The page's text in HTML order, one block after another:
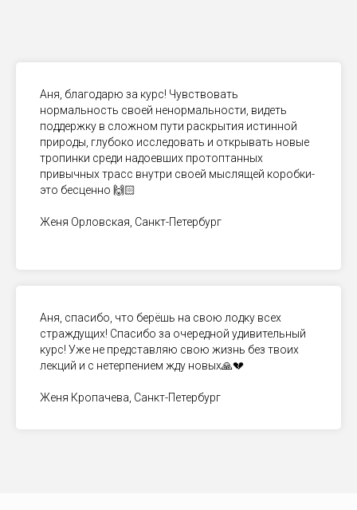
Аня, благодарю за курс! Чувствовать
нормальность своей ненормальности, видеть
поддержку в сложном пути раскрытия истинной
природы, глубоко исследовать и открывать новые
тропинки среди надоевших протоптанных
привычных трасс внутри своей мыслящей коробки-
это бесценно 🙌🏻
Женя Орловская, Санкт-Петербург
Аня, спасибо, что берёшь на свою лодку всех
страждущих! Спасибо за очередной удивительный
курс! Уже не представляю свою жизнь без твоих
лекций и с нетерпением жду новых🙏💔
Женя Кропачева, Санкт-Петербург